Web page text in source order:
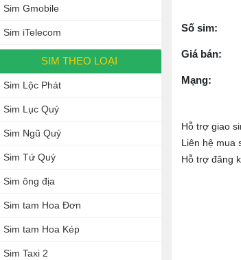
Số sim:
Giá bán:
Mạng:
Hỗ trợ giao
Liên hệ mua
Hỗ trợ đăng
Sim Gmobile
Sim iTelecom
SIM THEO LOẠI
Sim Lộc Phát
Sim Lục Quý
Sim Ngũ Quý
Sim Tứ Quý
Sim ông địa
Sim tam Hoa Đơn
Sim tam Hoa Kép
Sim Taxi 2